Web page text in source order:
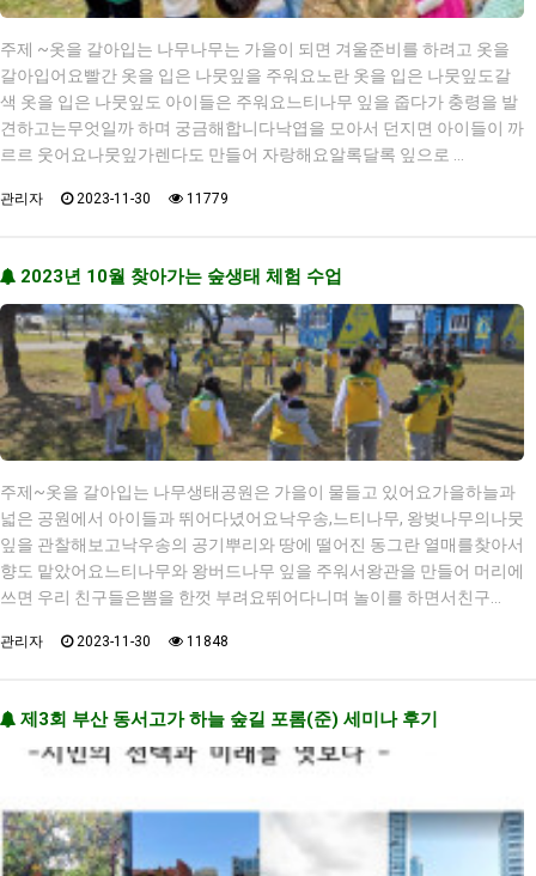
주제 ~옷을 갈아입는 나무나무는 가을이 되면 겨울준비를 하려고 옷을
갈아입어요빨간 옷을 입은 나뭇잎을 주워요노란 옷을 입은 나뭇잎도갈
색 옷을 입은 나뭇잎도 아이들은 주워요느티나무 잎을 줍다가 충령을 발
견하고는무엇일까 하며 궁금해합니다낙엽을 모아서 던지면 아이들이 까
르르 웃어요나뭇잎가렌다도 만들어 자랑해요알록달록 잎으로 …
관리자 2023-11-30 11779
2023년 10월 찾아가는 숲생태 체험 수업
주제~옷을 갈아입는 나무생태공원은 가을이 물들고 있어요가을하늘과
넓은 공원에서 아이들과 뛰어다녔어요낙우송,느티나무, 왕벚나무의나뭇
잎을 관찰해보고낙우송의 공기뿌리와 땅에 떨어진 동그란 열매를찾아서
향도 맡았어요느티나무와 왕버드나무 잎을 주워서왕관을 만들어 머리에
쓰면 우리 친구들은뽐을 한껏 부려요뛰어다니며 놀이를 하면서친구…
관리자 2023-11-30 11848
제3회 부산 동서고가 하늘 숲길 포롬(준) 세미나 후기